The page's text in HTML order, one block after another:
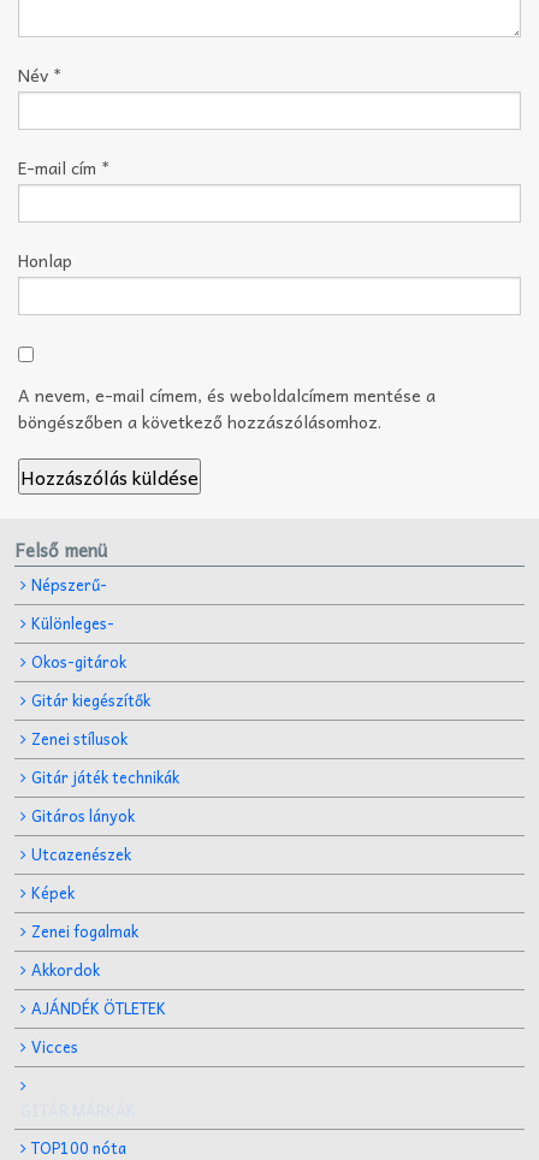
Név *
E-mail cím *
Honlap
A nevem, e-mail címem, és weboldalcímem mentése a
böngészőben a következő hozzászólásomhoz.
Felső menü
Népszerű-
Különleges-
Okos-gitárok
Gitár kiegészítők
Zenei stílusok
Gitár játék technikák
Gitáros lányok
Utcazenészek
Képek
Zenei fogalmak
Akkordok
AJÁNDÉK ÖTLETEK
Vicces
TOP100 nóta